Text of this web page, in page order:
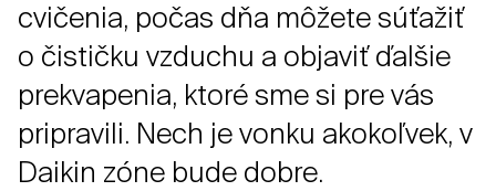
cvičenia, počas dňa môžete súťažiť
o čističku vzduchu a objaviť ďalšie
prekvapenia, ktoré sme si pre vás
pripravili. Nech je vonku akokoľvek, v
Daikin zóne bude dobre.